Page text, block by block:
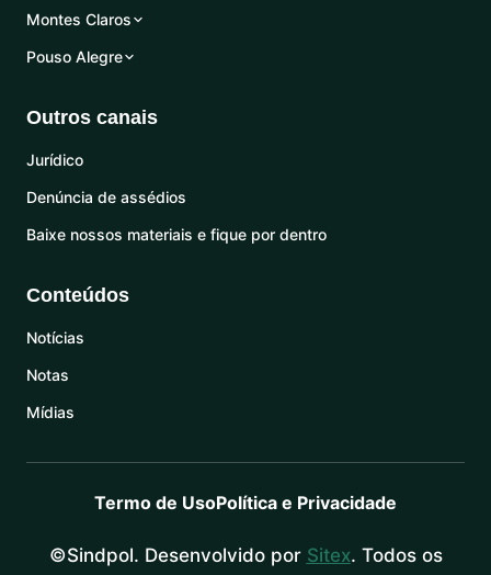
Montes Claros
Pouso Alegre
Outros canais
Jurídico
Denúncia de assédios
Baixe nossos materiais e fique por dentro
Conteúdos
Notícias
Notas
Mídias
Termo de UsoPolítica e Privacidade
©Sindpol. Desenvolvido por Sitex. Todos os